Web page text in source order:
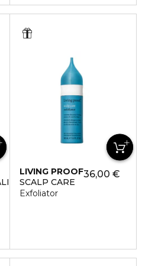
NOURRISANT
LIVING PROOF
SCALP CARE
Exfoliator
36,00 €